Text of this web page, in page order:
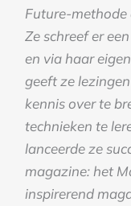
Future-methode
Ze schreef er
en via haar
geeft ze
kennis over te
technieken te
lanceerde ze
magazine: het
inspirerend